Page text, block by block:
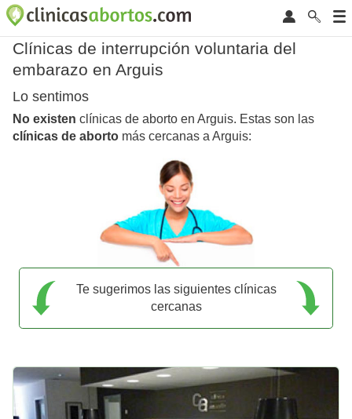
Clínicas de interrupción voluntaria del
embarazo en Arguis
Lo sentimos
No existen clínicas de aborto en Arguis. Estas son las
clínicas de aborto más cercanas a Arguis:
Te sugerimos las siguientes clínicas
cercanas